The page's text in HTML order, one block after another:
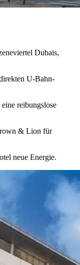
Dubais,
U-Bahn-
reibungslose
& Lion für
neue Energie.